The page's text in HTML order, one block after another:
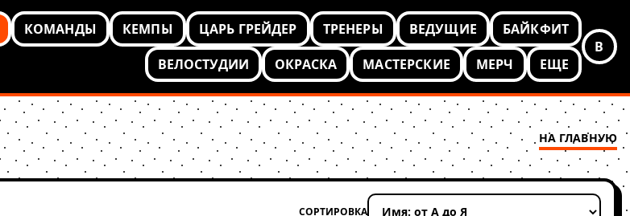
КОМАНДЫ КЕМПЫ ЦАРЬ ГРЕЙДЕР ТРЕНЕРЫ ВЕДУЩИЕ
БАЙКФИТ
ВЕЛОСТУДИИ
ОКРАСКА МАСТЕРСКИЕ МЕРЧ ЕЩЕ
В
НА ГЛАВНУЮ
СОРТИРОВКА